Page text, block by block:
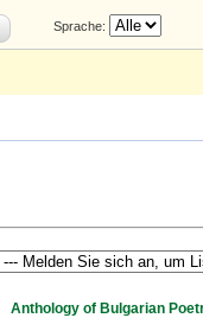
Sprache:
Anthology of Bulgarian